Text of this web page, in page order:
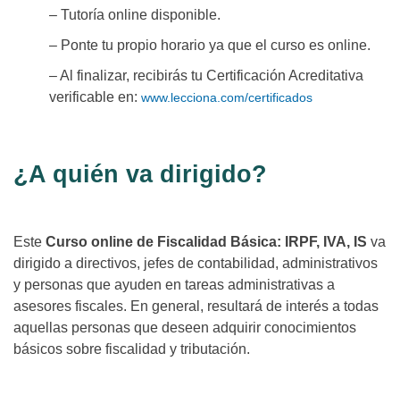
– Tutoría online disponible.
– Ponte tu propio horario ya que el curso es online.
– Al finalizar, recibirás tu Certificación Acreditativa
verificable en: www.lecciona.com/certificados
¿A quién va dirigido?
Este Curso online de Fiscalidad Básica: IRPF, IVA, IS va
dirigido a directivos, jefes de contabilidad, administrativos
y personas que ayuden en tareas administrativas a
asesores fiscales. En general, resultará de interés a todas
aquellas personas que deseen adquirir conocimientos
básicos sobre fiscalidad y tributación.